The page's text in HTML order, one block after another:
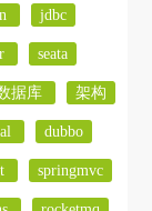
jdbc
seata
据库 架构
dubbo
springmvc